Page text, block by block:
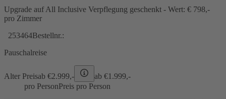
Upgrade auf All Inclusive Verpflegung geschenkt - Wert: € 798,-
pro Zimmer
253464Bestellnr.:
Pauschalreise
Alter Preisab €2.999,- ab €1.999,-
pro PersonPreis pro Person